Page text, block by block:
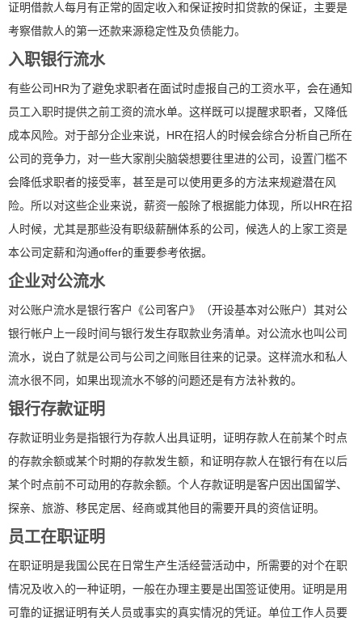
证明借款人每月有正常的固定收入和保证按时扣贷款的保证，主要是
考察借款人的第一还款来源稳定性及负债能力。
入职银行流水
有些公司HR为了避免求职者在面试时虚报自己的工资水平，会在通知
员工入职时提供之前工资的流水单。这样既可以提醒求职者，又降低
成本风险。对于部分企业来说，HR在招人的时候会综合分析自己所在
公司的竞争力，对一些大家削尖脑袋想要往里进的公司，设置门槛不
会降低求职者的接受率，甚至是可以使用更多的方法来规避潜在风
险。所以对这些企业来说，薪资一般除了根据能力体现，所以HR在招
人时候，尤其是那些没有职级薪酬体系的公司，候选人的上家工资是
本公司定薪和沟通offer的重要参考依据。
企业对公流水
对公账户流水是银行客户《公司客户》（开设基本对公账户）其对公
银行帐户上一段时间与银行发生存取款业务清单。对公流水也叫公司
流水，说白了就是公司与公司之间账目往来的记录。这样流水和私人
流水很不同，如果出现流水不够的问题还是有方法补救的。
银行存款证明
存款证明业务是指银行为存款人出具证明，证明存款人在前某个时点
的存款余额或某个时期的存款发生额，和证明存款人在银行有在以后
某个时点前不可动用的存款余额。个人存款证明是客户因出国留学、
探亲、旅游、移民定居、经商或其他目的需要开具的资信证明。
员工在职证明
在职证明是我国公民在日常生产生活经营活动中，所需要的对个在职
情况及收入的一种证明，一般在办理主要是出国签证使用。证明是用
可靠的证据证明有关人员或事实的真实情况的凭证。单位工作人员要